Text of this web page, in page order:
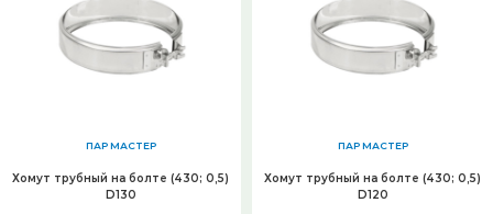
ПАР МАСТЕР
Хомут трубный на болте (430; 0,5)
D130
ПАР МАСТЕР
Хомут трубный на болте (430; 0,5)
D120